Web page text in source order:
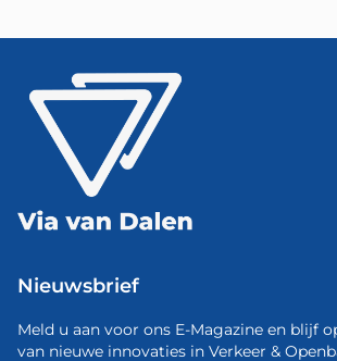
Nieuwsbrief
Meld u aan voor ons E-Magazine en blijf
van nieuwe innovaties in Verkeer &